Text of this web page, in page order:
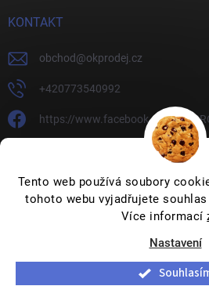
Tento web používá soubory
tohoto webu vyjadřujete
Více informací
Nastavení
KONTAKT
obchod@okprodej.cz
+420773540992
https://www.facebook.com/
okprodej
nastavení